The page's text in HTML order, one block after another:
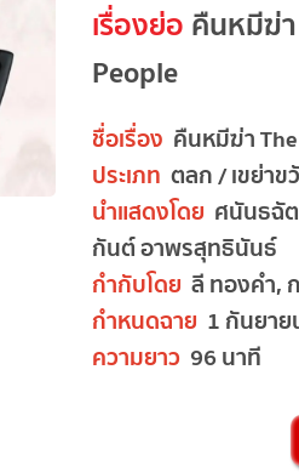
เรื่องย่อ คืนหมีฆ่
People
ชื่อเรื่อง คืนหมีฆ่า
ประเภท ตลก / เขย่า
นำแสดงโดย ศนันธฉั
กันต์ อาพรสุทธินันธ์
กำกับโดย ลี ทองคำ,
กำหนดฉาย 1 กันยา
ความยาว96 นาที